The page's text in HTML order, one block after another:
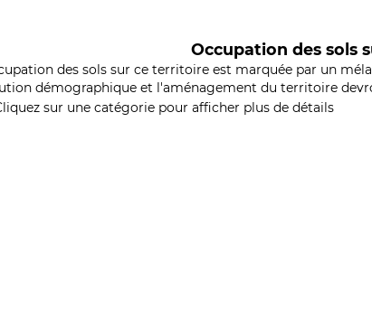
Occupation des sols
des sols sur ce territoire est marquée par un
démographique et l'aménagement du territoire
sur une catégorie pour afficher plus de détails